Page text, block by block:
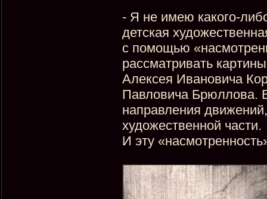
- Я не имею какого-
детская
с помощью
рассматривать
Алексея Ивановича
Павловича Брюллова.
направления
художественной части.
И эту